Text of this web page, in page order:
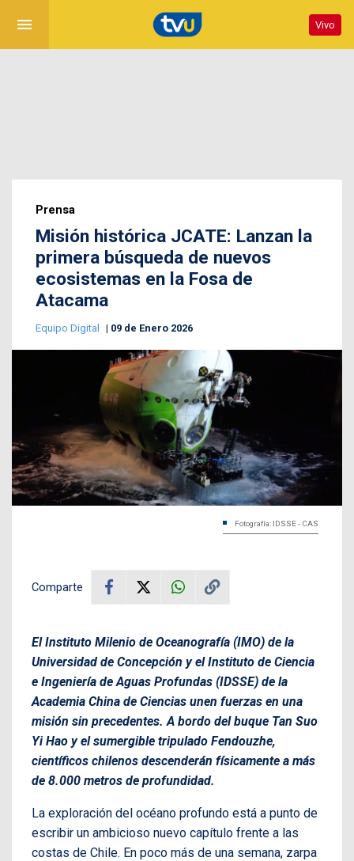
menu Vivo
Prensa
Misión histórica JCATE: Lanzan la
primera búsqueda de nuevos
ecosistemas en la Fosa de
Atacama
Equipo Digital 09 de Enero 2026
Fotografía: IDSSE - CAS
Comparte
El Instituto Milenio de Oceanografía (IMO) de la
Universidad de Concepción y el Instituto de Ciencia
e Ingeniería de Aguas Profundas (IDSSE) de la
Academia China de Ciencias unen fuerzas en una
misión sin precedentes. A bordo del buque Tan Suo
Yi Hao y el sumergible tripulado Fendouzhe,
científicos chilenos descenderán físicamente a más
de 8.000 metros de profundidad.
La exploración del océano profundo está a punto de
escribir un ambicioso nuevo capítulo frente a las
costas de Chile. En poco más de una semana, zarpa